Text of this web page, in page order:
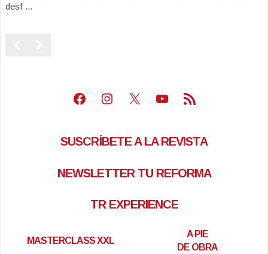
desf ...
Facebook
Instagram
X Youtube
Feed RSS
SUSCRÍBETE A LA REVISTA
NEWSLETTER TU REFORMA
TR EXPERIENCE
MASTERCLASS XXL
A PIE
DE OBRA